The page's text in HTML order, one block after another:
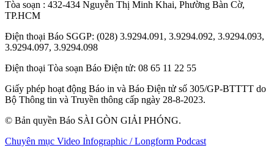
Tòa soạn : 432-434 Nguyễn Thị Minh Khai, Phường Bàn Cờ,
TP.HCM
Điện thoại Báo SGGP: (028) 3.9294.091, 3.9294.092, 3.9294.093,
3.9294.097, 3.9294.098
Điện thoại Tòa soạn Báo Điện tử: 08 65 11 22 55
Giấy phép hoạt động Báo in và Báo Điện tử số 305/GP-BTTTT do
Bộ Thông tin và Truyền thông cấp ngày 28-8-2023.
© Bản quyền Báo SÀI GÒN GIẢI PHÓNG.
Chuyên mục Video Infographic / Longform Podcast